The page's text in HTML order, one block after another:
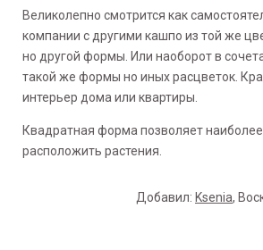
Великолепно смотрится как
компании с другими кашпо из той же
но другой формы. Или наоборот в
такой же формы но иных расцветок.
интерьер дома или квартиры.
Квадратная форма позволяет
расположить растения.
Добавил: Ksenia,